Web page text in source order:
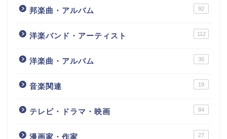
邦楽曲・アルバム 92
洋楽バンド・アーティスト 112
洋楽曲・アルバム 30
音楽関連 19
テレビ・ドラマ・映画 84
漫画家・作家 27